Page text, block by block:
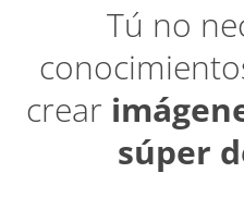
Tú no
crear
súper